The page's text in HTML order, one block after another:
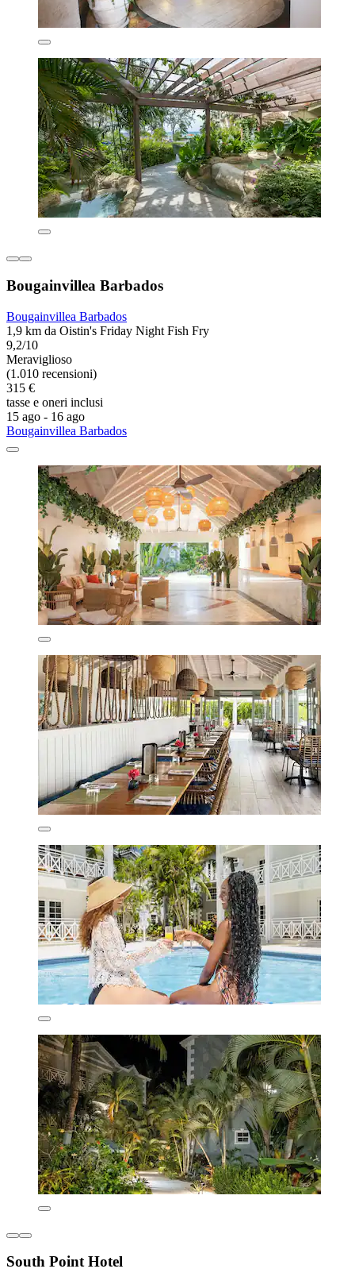
Bougainvillea Barbados
Bougainvillea Barbados
1,9 km da Oistin's Friday Night Fish Fry
9,2/10
Meraviglioso
(1.010 recensioni)
315 €
tasse e oneri inclusi
15 ago - 16 ago
Bougainvillea Barbados
South Point Hotel